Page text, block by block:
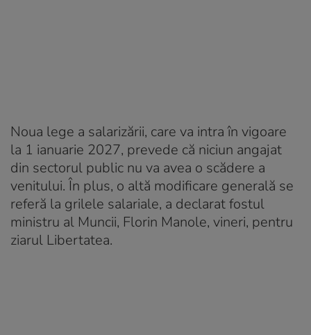
Noua lege a salarizării, care va intra în vigoare
la 1 ianuarie 2027, prevede că niciun angajat
din sectorul public nu va avea o scădere a
venitului. În plus, o altă modificare generală se
referă la grilele salariale, a declarat fostul
ministru al Muncii, Florin Manole, vineri, pentru
ziarul Libertatea.